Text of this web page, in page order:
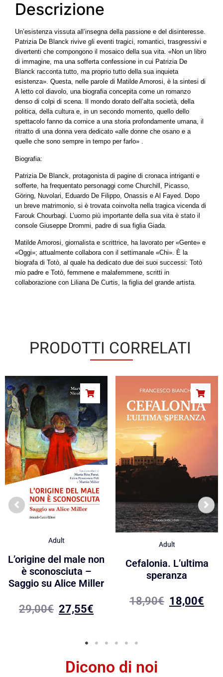
Descrizione
Un’esistenza vissuta all’insegna della passione e del disinteresse.
Patrizia De Blanck rivive gli eventi tragici, romantici, trasgressivi e
divertenti che compongono il mosaico della sua vita. «Non un libro
di immagine, ma una sofferta confessione in cui Patrizia De
Blanck racconta tutto, ma proprio tutto della sua inquieta
esistenza». Questa, nelle parole di Matilde Amorosi, è la sintesi di
A letto col diavolo, una biografia concepita come un romanzo
denso di colpi di scena. Il mondo dorato dell’alta società, della
politica, della cultura e, in un secondo momento, quello dello
spettacolo fanno da cornice a una storia profondamente umana, il
ritratto di una donna vera dedicato «alle donne che osano e a
quelle che sono sempre in tempo per farlo» .
Biografia:
Patrizia De Blanck, protagonista di pagine di cronaca intriganti e
sofferte, ha frequentato personaggi come Churchill, Picasso,
Göring, Nuvolari, Eduardo De Filippo, Onassis e Al Fayed. Dopo
un breve matrimonio, si è trovata coinvolta nella tragica vicenda di
Farouk Chourbagi. L’uomo più importante della sua vita è stato il
console Giuseppe Drommi, padre di sua figlia Giada.
Matilde Amorosi, giornalista e scrittrice, ha lavorato per «Gente» e
«Oggi»; attualmente collabora con il settimanale «Chi». È la
biografa di Totò, al quale ha dedicato due dei suoi successi: Totò
mio padre e Totò, femmene e malafemmene, scritti in
collaborazione con Liliana De Curtis, la figlia del grande artista.
PRODOTTI CORRELATI
Adult
L’origine del male non
è sconosciuta –
Saggio su Alice Miller
29,00€ 27,55€
Adult
Cefalonia. L’ultima
speranza
18,90€ 18,00€
Dicono di noi